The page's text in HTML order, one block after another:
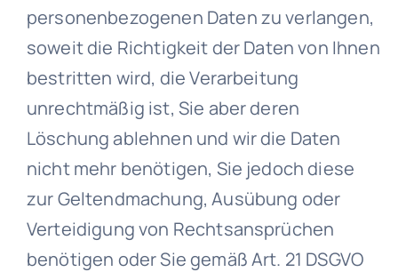
personenbezogenen Daten zu verlangen,
soweit die Richtigkeit der Daten von Ihnen
bestritten wird, die Verarbeitung
unrechtmäßig ist, Sie aber deren
Löschung ablehnen und wir die Daten
nicht mehr benötigen, Sie jedoch diese
zur Geltendmachung, Ausübung oder
Verteidigung von Rechtsansprüchen
benötigen oder Sie gemäß Art. 21 DSGVO